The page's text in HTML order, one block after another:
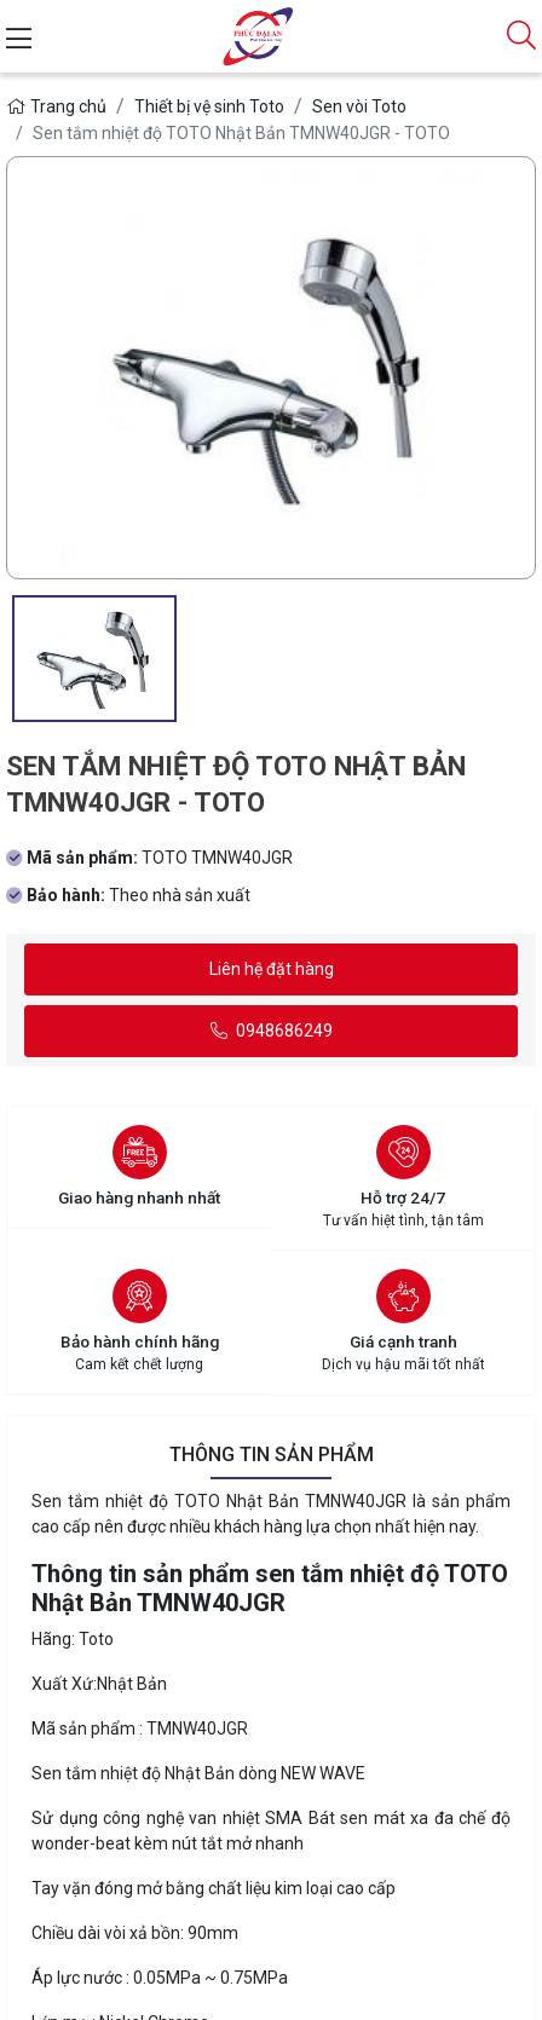
Trang chủ Thiết bị vệ sinh Toto
Sen vòi Toto
Sen tắm nhiệt độ TOTO Nhật Bản TMNW40JGR - TOTO
SEN TẮM NHIỆT ĐỘ TOTO NHẬT BẢN
TMNW40JGR - TOTO
Mã sản phẩm: TOTO TMNW40JGR
Bảo hành: Theo nhà sản xuất
Liên hệ đặt hàng
0948686249
Giao hàng nhanh nhất Hỗ trợ 24/7
Tư vấn hiệt tình, tận tâm
Bảo hành chính hãng
Cam kết chết lượng
Giá cạnh tranh
Dịch vụ hậu mãi tốt nhất
THÔNG TIN SẢN PHẨM
Sen tắm nhiệt độ TOTO Nhật Bản TMNW40JGR là sản phẩm
cao cấp nên được nhiều khách hàng lựa chọn nhất hiện nay.
Thông tin sản phẩm sen tắm nhiệt độ TOTO
Nhật Bản TMNW40JGR
Hãng: Toto
Xuất Xứ:Nhật Bản
Mã sản phẩm : TMNW40JGR
Sen tắm nhiệt độ Nhật Bản dòng NEW WAVE
Sử dụng công nghệ van nhiệt SMA Bát sen mát xa đa chế độ
wonder-beat kèm nút tắt mở nhanh
Tay vặn đóng mở bằng chất liệu kim loại cao cấp
Chiều dài vòi xả bồn: 90mm
Áp lực nước : 0.05MPa ~ 0.75MPa